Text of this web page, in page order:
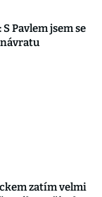
Pavlem jsem se
zatím velmi